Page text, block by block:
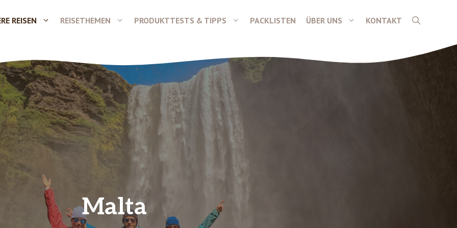
REISEN REISETHEMEN PRODUKTTESTS & TIPPS PACKLISTEN ÜBER UNS KONTAKT
Malta